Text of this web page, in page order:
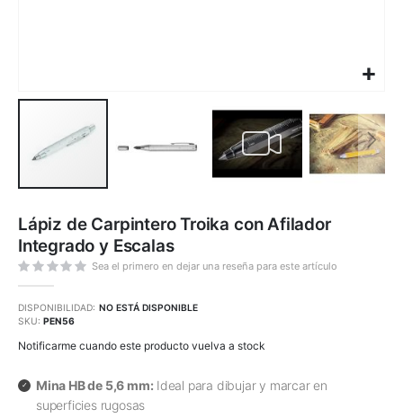
comienzo
de
la
galería
de
imágenes
Lápiz de Carpintero Troika con Afilador
Integrado y Escalas
Sea el primero en dejar una reseña para este artículo
DISPONIBILIDAD: NO ESTÁ DISPONIBLE
SKU PEN56
Notificarme cuando este producto vuelva a stock
Mina HB de 5,6 mm: Ideal para dibujar y marcar en
superficies rugosas